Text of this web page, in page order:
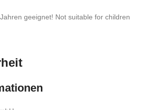
geeignet! Not suitable for children